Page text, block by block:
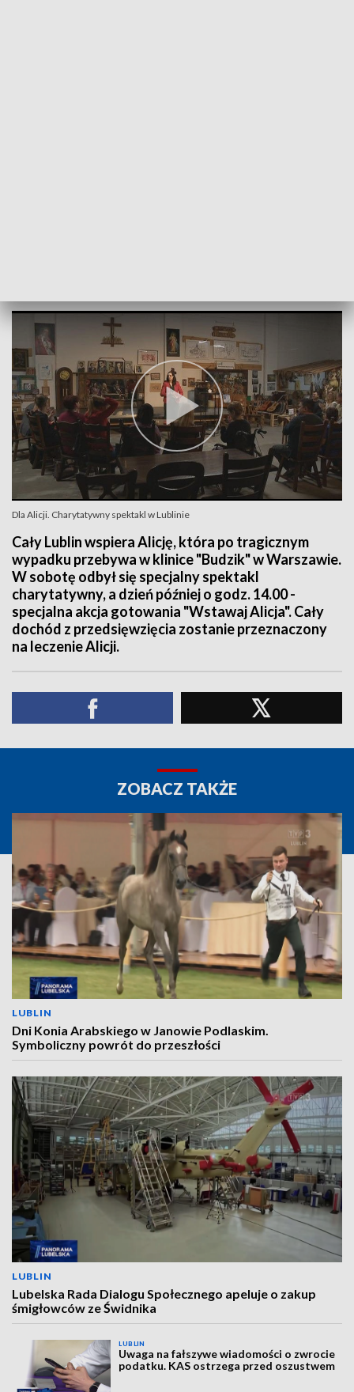
Dla Alicji. Charytatywny spektakl w Lublinie
Cały Lublin wspiera Alicję, która po tragicznym
wypadku przebywa w klinice "Budzik" w Warszawie.
W sobotę odbył się specjalny spektakl
charytatywny, a dzień później o godz. 14.00 -
specjalna akcja gotowania "Wstawaj Alicja". Cały
dochód z przedsięwzięcia zostanie przeznaczony
na leczenie Alicji.
ZOBACZ TAKŻE
LUBLIN
Dni Konia Arabskiego w Janowie Podlaskim.
Symboliczny powrót do przeszłości
LUBLIN
Lubelska Rada Dialogu Społecznego apeluje o zakup
śmigłowców ze Świdnika
LUBLIN
Uwaga na fałszywe wiadomości o zwrocie
podatku. KAS ostrzega przed oszustwem